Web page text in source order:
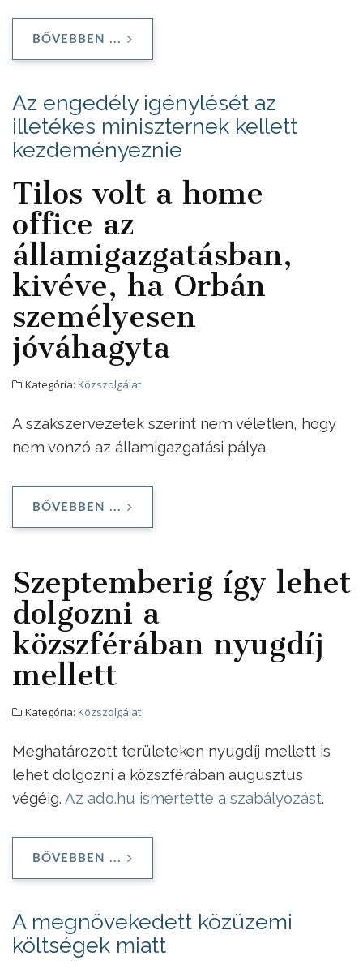
BŐVEBBEN ...
Az engedély igénylését az
illetékes miniszternek kellett
kezdeményeznie
Tilos volt a home
office az
államigazgatásban,
kivéve, ha Orbán
személyesen
jóváhagyta
Kategória: Közszolgálat
A szakszervezetek szerint nem véletlen, hogy
nem vonzó az államigazgatási pálya.
BŐVEBBEN ...
Szeptemberig így lehet
dolgozni a
közszférában nyugdíj
mellett
Kategória: Közszolgálat
Meghatározott területeken nyugdíj mellett is
lehet dolgozni a közszférában augusztus
végéig. Az ado.hu ismertette a szabályozást.
BŐVEBBEN ...
A megnövekedett közüzemi
költségek miatt